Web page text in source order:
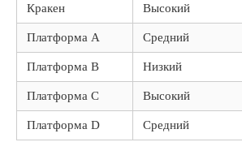
Кракен Высокий
Платформа A Средний
Платформа B Низкий
Платформа C Высокий
Платформа D Средний